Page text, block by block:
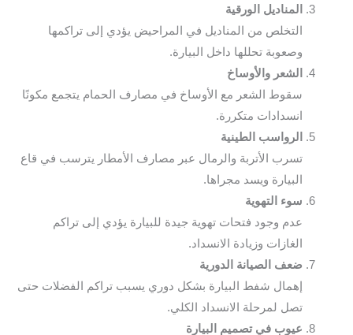
المناديل الورقية
التخلص من المناديل في المراحيض يؤدي إلى تراكمها
وصعوبة تحللها داخل البيارة.
الشعر والأوساخ
سقوط الشعر مع الأوساخ في مصارف الحمام يتجمع مكونًا
انسدادات متكررة.
الرواسب الطينية
تسرب الأتربة والرمال عبر مصارف الأمطار يترسب في قاع
البيارة ويسد مجراها.
سوء التهوية
عدم وجود فتحات تهوية جيدة للبيارة يؤدي إلى تراكم
الغازات وزيادة الانسداد.
ضعف الصيانة الدورية
إهمال شفط البيارة بشكل دوري يسبب تراكم الفضلات حتى
تصل لمرحلة الانسداد الكلي.
عيوب في تصميم البيارة